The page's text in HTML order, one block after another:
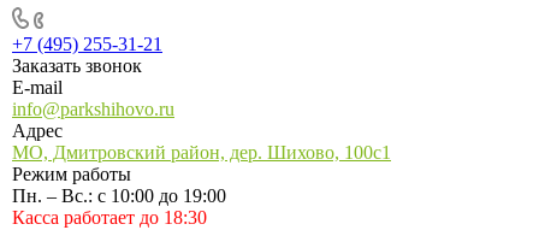
+7 (495) 255-31-21
Заказать звонок
E-mail
info@parkshihovo.ru
Адрес
МО, Дмитровский район, дер. Шихово, 100с1
Режим работы
Пн. – Вс.: с 10:00 до 19:00
Касса работает до 18:30